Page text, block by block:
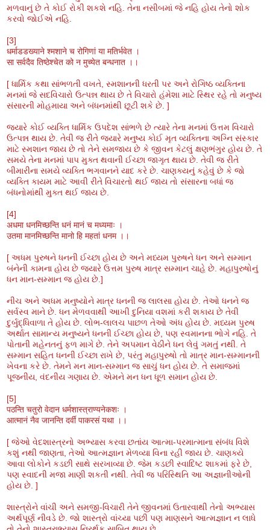
મળવાનું છે તે કોઈ રોકી શકશે નહિ. તેના નસીબમાં જે નહિ હોય તેનો શોક
કરવો જોઈએ નહિ.
[3]
धर्माडडख्याने श्मशाने च रोगिणां या मतिर्भवेत ।
सा सर्वदैव तिष्ठेश्चेत को न मुच्येत बन्धनात ।।
[ ધાર્મિક કથા સાંભળતી વખતે, સ્મશાનની ધરતી પર અને રોગિષ્ઠ વ્યક્તિના
મનમાં જે સદવિચારો ઉત્પન્ન થાય છે તે વિચારો હંમેશા માટે સ્થિર રહે તો મનુષ્ય
સંસારની મોહમાયા અને બંધનમાંથી છૂટી શકે છે. ]
જ્યારે કોઈ વ્યક્તિ ધાર્મિક ઉપદેશ સાંભળે છે ત્યારે તેના મનમાં ઉત્તમ વિચારો
ઉત્પન્ન થાય છે. તેવી જ રીતે જ્યારે મનુષ્ય કોઈ મૃત વ્યક્તિના અગ્નિ સંસ્કાર
માટે સ્મશાન જાય છે તો તેને સમજાય છે કે જીવન કેટલું ક્ષણભંગુર હોય છે. તે
સમયે તેના મનમાં પાપ મુક્ત થવાની ઈચ્છા જાગૃત થાય છે. તેવી જ રીતે
બીમારીના સમયે વ્યક્તિ ભગવાનને યાદ કરે છે. ચાણક્યનું કહેવું છે કે જો
વ્યક્તિ કાયમ માટે આવી રીતે વિચારતો થઈ જાય તો સંસારના બધાં જ
બંધનોમાંથી મુક્ત થઈ જાય છે.
[4]
अधमा धनमिच्छन्ति धनं मानं च मध्यमाः ।
उतमा मानमिच्छन्ति मानो हि महतां धनम ।।
[ અધમ પુરુષને ધનની ઈચ્છા હોય છે અને મધ્યમ પુરુષને ધન અને સમ્માન
બંનેની કામના હોય છે જ્યારે ઉત્તમ પુરુષ માત્ર સમ્માન ચાહે છે. મહાપુરુષોનું
ધન માન-સમ્માન જ હોય છે.]
નીચ અને અધમ મનુષ્યોને માત્ર ધનની જ લાલસા હોય છે. તેઓ ધનને જ
સર્વસ્વ માને છે. ધન મેળવવાથી આખી દુનિયા વશમાં કરી શકાય છે તેવી
દુર્બુદ્ધિવાળા તે હોય છે. લોભ-લાલચ પાછળ તેઓ અંધ હોય છે. મધ્યમ પુરુષ
અર્થાત સામાન્ય મનુષ્યને ધનની ઈચ્છા હોય છે, પણ સ્વમાનના ભોગે નહિ. તે
પોતાની મહેનતનું ફળ માગે છે. તેને અપમાન વેઠીને ધન લેવું ગમતું નથી. તે
સમ્માન સહિત ધનની ઈચ્છા રાખે છે, પરંતુ મહાપુરુષો તો માત્ર માન-સમ્માનની
ખેવના કરે છે. તેમને મન માન-સમ્માન જ સાચું ધન હોય છે. તે સમાજમાં
પૂજનીય, વંદનીય ગણાય છે. એમને મન ધન ધૂળ સમાન હોય છે.
[5]
पठन्ति चतुरो वेदान धर्मशास्त्राण्यनेकशः ।
आत्मानं नैव जानन्ति दर्वी पाकरसं यथा ।।
[ જેઓ વેદશાસ્ત્રનો અભ્યાસ કરવા છતાંય આત્મા-પરમાત્માના સંબંધ વિશે
કશું નથી જાણતા, તેઓ આત્મજ્ઞાન મેળવ્યા વિના રહી જાય છે. ચાણક્યે
આવા લોકોને કડછી સાથે સરખાવ્યા છે. જેમ કડછી સ્વાદિષ્ટ શાકમાં ફરે છે,
પણ સ્વાદની મજા માણી શકતી નથી. તેવી જ પરિસ્થિતિ આ અજ્ઞાનીઓની
હોય છે. ]
શાસ્ત્રોને વાંચી અને સમજી-વિચારી તેને જીવનમાં ઉતારવાથી તેનો અભ્યાસ
અર્થપૂર્ણ નીવડે છે. જો શાસ્ત્રો વાંચ્યા પછી પણ માણસને આત્મજ્ઞાન ન લાધે